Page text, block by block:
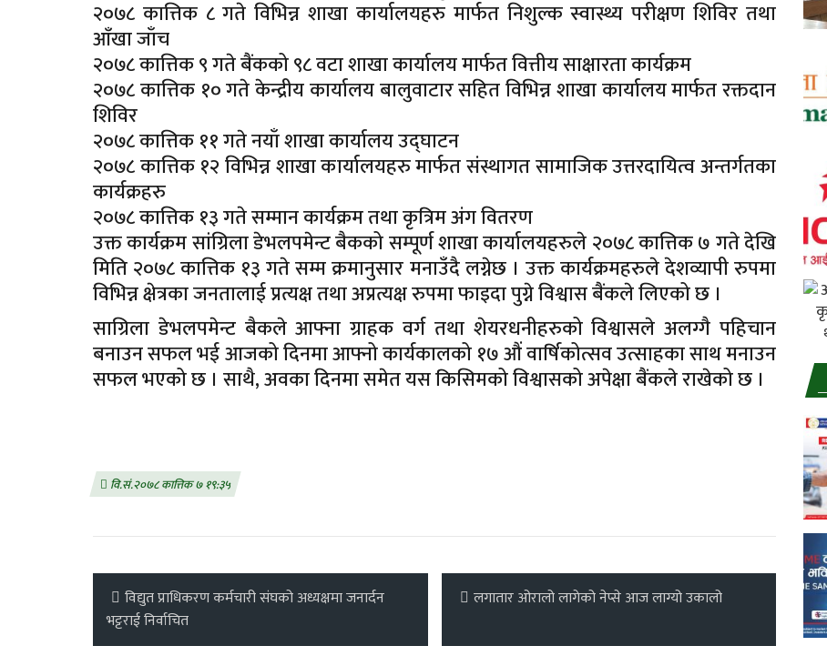
२०७८ कात्तिक ८ गते विभिन्न शाखा कार्यालयहरु मार्फत निशुल्क स्वास्थ्य परीक्षण शिविर तथा
आँखा जाँच
२०७८ कात्तिक ९ गते बैंकको ९८ वटा शाखा कार्यालय मार्फत वित्तीय साक्षारता कार्यक्रम
२०७८ कात्तिक १० गते केन्द्रीय कार्यालय बालुवाटार सहित विभिन्न शाखा कार्यालय मार्फत रक्तदान
शिविर
२०७८ कात्तिक ११ गते नयाँ शाखा कार्यालय उद्घाटन
२०७८ कात्तिक १२ विभिन्न शाखा कार्यालयहरु मार्फत संस्थागत सामाजिक उत्तरदायित्व अन्तर्गतका
कार्यक्रहरु
२०७८ कात्तिक १३ गते सम्मान कार्यक्रम तथा कृत्रिम अंग वितरण
उक्त कार्यक्रम सांग्रिला डेभलपमेन्ट बैकको सम्पूर्ण शाखा कार्यालयहरुले २०७८ कात्तिक ७ गते देखि
मिति २०७८ कात्तिक १३ गते सम्म क्रमानुसार मनाउँदै लग्नेछ । उक्त कार्यक्रमहरुले देशव्यापी रुपमा
विभिन्न क्षेत्रका जनतालाई प्रत्यक्ष तथा अप्रत्यक्ष रुपमा फाइदा पुग्ने विश्वास बैंकले लिएको छ ।
साग्रिला डेभलपमेन्ट बैकले आफ्ना ग्राहक वर्ग तथा शेयरधनीहरुको विश्वासले अलग्गै पहिचान
बनाउन सफल भई आजको दिनमा आफ्नो कार्यकालको १७ औं वार्षिकोत्सव उत्साहका साथ मनाउन
सफल भएको छ । साथै, अवका दिनमा समेत यस किसिमको विश्वासको अपेक्षा बैंकले राखेको छ ।
वि.सं.२०७८ कात्तिक ७ १९:३५
विद्युत प्राधिकरण कर्मचारी संघको अध्यक्षमा जनार्दन
भट्टराई निर्वाचित
लगातार ओरालो लागेको नेप्से आज लाग्यो उकालो